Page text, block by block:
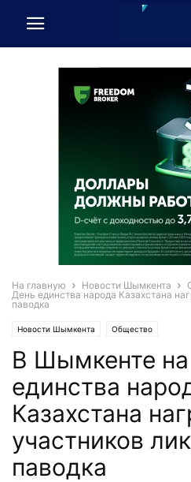
На главную Новости Шымкента
День единства народа Казахстана
паводка
Новости Шымкента Общество
В Шымкенте
единства
Казахстана
участников
паводка